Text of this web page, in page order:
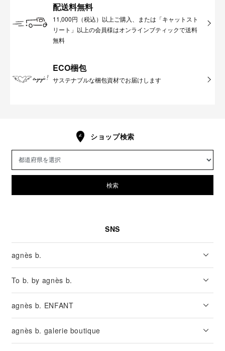
配送料無料
11,000円（税込）以上ご購入、または「キャットスト
リート」以上の会員様はオンラインブティックで送料
無料
ECO梱包
サステナブルな梱包資材でお届けします
ショップ検索
検索
SNS
agnès b.
To b. by agnès b.
agnès b. ENFANT
agnès b. galerie boutique